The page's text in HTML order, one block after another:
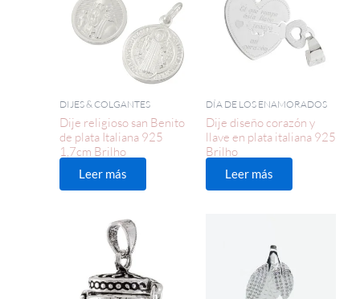
DIJES & COLGANTES
Dije religioso san Benito
de plata Italiana 925
1,7cm Brilho
Leer más
DÍA DE LOS ENAMORADOS
Dije diseño corazón y
llave en plata italiana 925
Brilho
Leer más